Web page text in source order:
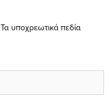
Τα υποχρεωτικά πεδία